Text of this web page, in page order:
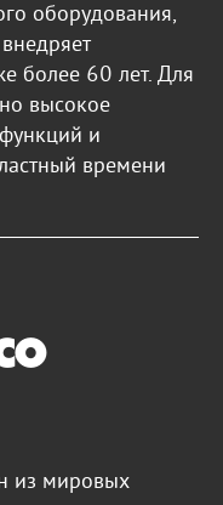
оборудования,
более 60 лет. Для
высокое
и
времени
из мировых